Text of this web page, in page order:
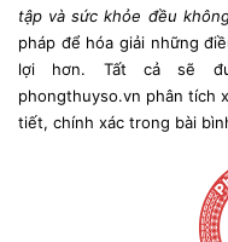
tập và sức khỏe đều
pháp để hóa giải những
lợi hơn. Tất cả sẽ
phongthuyso.vn phân tích
tiết, chính xác trong bài